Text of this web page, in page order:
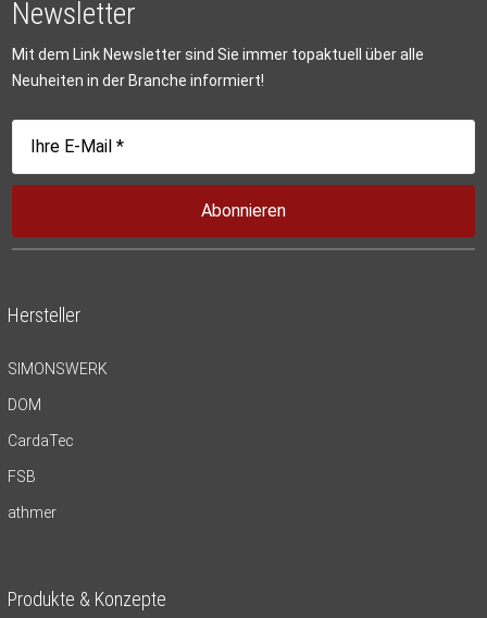
Newsletter
Mit dem Link Newsletter sind Sie immer topaktuell über alle
Neuheiten in der Branche informiert!
Abonnieren
Hersteller
SIMONSWERK
DOM
CardaTec
FSB
athmer
Produkte & Konzepte